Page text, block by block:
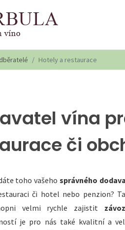
Hotely a restaurace
vína
či
toho vašeho správného
či hotel nebo penzion?
velmi rychle zajistit závoz
je pro nás také kvalitní a